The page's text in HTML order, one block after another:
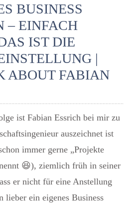
BUSINESS
– EINFACH
IST DIE
|
ABOUT FABIAN
ist Fabian Essrich bei mir zu
auszeichnet ist
immer gerne „Projekte
😆), ziemlich früh in seiner
er nicht für eine Anstellung
lieber ein eigenes Business